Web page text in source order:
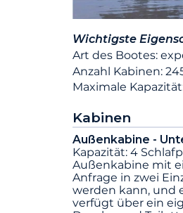
Wichtigste
Art des Bootes:
Anzahl Kabinen:
Maximale
Kabinen
Außenkabine -
Kapazität: 4
Außenkabine mit
Anfrage in zwei
werden kann, und
verfügt über ein